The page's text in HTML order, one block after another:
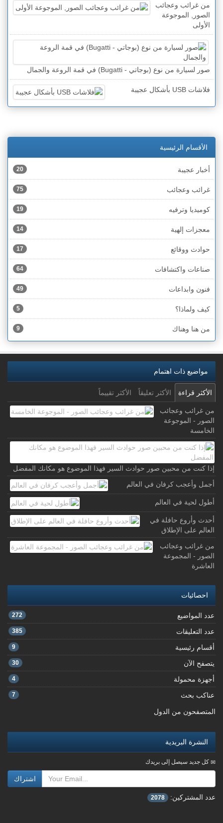
من غرائب وعجائب
الصور, الموجوعة
الأولى
صور لسيارة من نوع (بوجاتي - Bugatti) في قمة الروعة والجمال
فلاشات USB بأشكال عجيبة
الأقسام الرئيسية
أخبار عجيبة 20
غرائب وعجائب 75
كوميديا وترفيه 19
معجزات إلهية 14
حوادث ووقائع 17
صناعات واكتشافات 64
فنون وابداعات 49
كيف ولماذا؟ 5
من هنا وهناك 9
مواضيع ذات اهتمام
الأكثر قراءة الأكثر تعليقاً الأكثر تقييماً
من غرائب وعجائب
الصور - الموجوعة
الخامسة
إذا كنت من محبين صور حوادث السير فهذا الموضوع هو مكانك المفضل
أجمل وأعجب كرفان في العالم
أطول لحية في العالم
أحدث وأروع حافلة في
العالم على الإطلاق
من غرائب وعجائب
الصور - المجموعة
العاشرة
احصائيات
عدد المواضيع 272
عدد التعليقات 385
أقسام رئيسية 9
يتصفح الآن 30
أجهزة محمولة 4
عناكب بحث 7
المتصفحون من الدول
النشرة البريدية
كل جديد سيصل إلى بريدك
اشتراك
عدد المشتركين: 2078